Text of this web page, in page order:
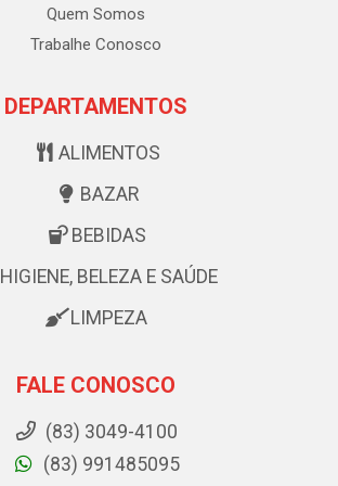
Quem Somos
Trabalhe Conosco
DEPARTAMENTOS
ALIMENTOS
BAZAR
BEBIDAS
HIGIENE, BELEZA E SAÚDE
LIMPEZA
FALE CONOSCO
(83) 3049-4100
(83) 991485095